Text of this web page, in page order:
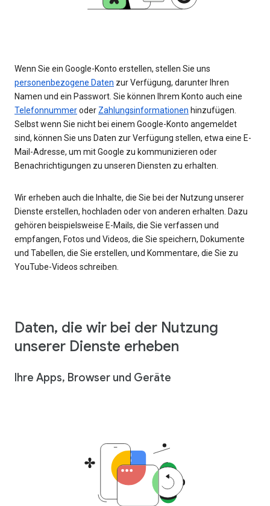
Wenn Sie ein Google-Konto erstellen, stellen Sie uns
personenbezogene Daten zur Verfügung, darunter Ihren
Namen und ein Passwort. Sie können Ihrem Konto auch eine
Telefonnummeroder Zahlungsinformationen hinzufügen.
Selbst wenn Sie nicht bei einem Google-Konto angemeldet
sind, können Sie uns Daten zur Verfügung stellen, etwa eine E-
Mail-Adresse, um mit Google zu kommunizieren oder
Benachrichtigungen zu unseren Diensten zu erhalten.
Wir erheben auch die Inhalte, die Sie bei der Nutzung unserer
Dienste erstellen, hochladen oder von anderen erhalten. Dazu
gehören beispielsweise E-Mails, die Sie verfassen und
empfangen, Fotos und Videos, die Sie speichern, Dokumente
und Tabellen, die Sie erstellen, und Kommentare, die Sie zu
YouTube-Videos schreiben.
Daten, die wir bei der Nutzung
unserer Dienste erheben
Ihre Apps, Browser und Geräte